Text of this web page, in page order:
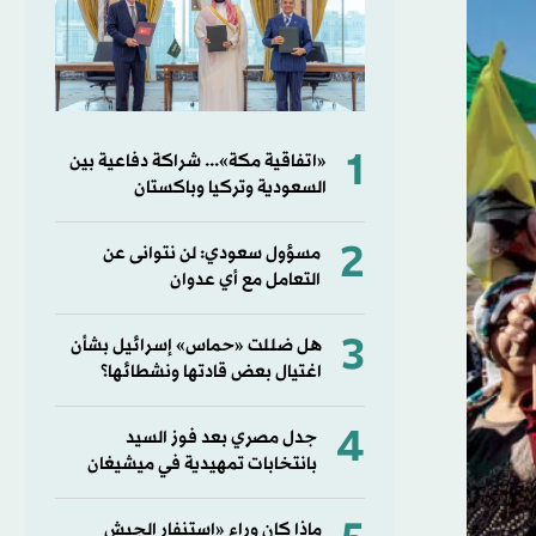
1
«اتفاقية مكة»... شراكة دفاعية بين
السعودية وتركيا وباكستان
2
مسؤول سعودي: لن نتوانى عن
التعامل مع أي عدوان
3
هل ضللت «حماس» إسرائيل بشأن
اغتيال بعض قادتها ونشطائها؟
4
جدل مصري بعد فوز السيد
بانتخابات تمهيدية في ميشيغان
ماذا كان وراء «استنفار الجيش